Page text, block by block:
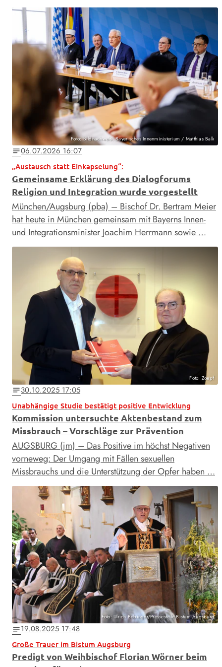
Foto: Bildnachweis: Bayerisches Innenministerium / Matthias Balk
notes06.07.2026 16:07
„Austausch statt Einkapselung“:
Gemeinsame Erklärung des Dialogforums
Religion und Integration wurde vorgestellt
München/Augsburg (pba) – Bischof Dr. Bertram Meier
hat heute in München gemeinsam mit Bayerns Innen-
und Integrationsminister Joachim Herrmann sowie …
Foto: Zoepf
notes30.10.2025 17:05
Unabhängige Studie bestätigt positive Entwicklung
Kommission untersuchte Aktenbestand zum
Missbrauch – Vorschläge zur Prävention
AUGSBURG (jm) – Das Positive im höchst Negativen
vorneweg: Der Umgang mit Fällen sexuellen
Missbrauchs und die Unterstützung der Opfer haben …
Foto: Ulrich Bobinger/Pressestelle Bistum Augsburg
notes19.08.2025 17:48
Große Trauer im Bistum Augsburg
Predigt von Weihbischof Florian Wörner beim